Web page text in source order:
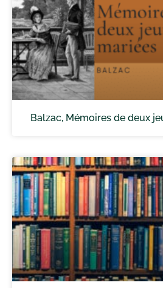
Balzac, Mémoires de deux